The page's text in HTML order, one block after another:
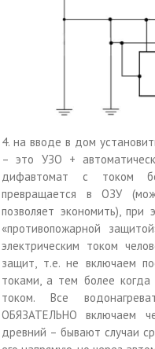
4. на вводе в дом
– это УЗО +
дифавтомат с током
превращается в ОЗУ
позволяет экономить),
«противопожарной
электрическим током
защит, т.е. не включаем
токами, а тем более
током. Все
ОБЯЗАТЕЛЬНО включаем
древний – бывают случаи